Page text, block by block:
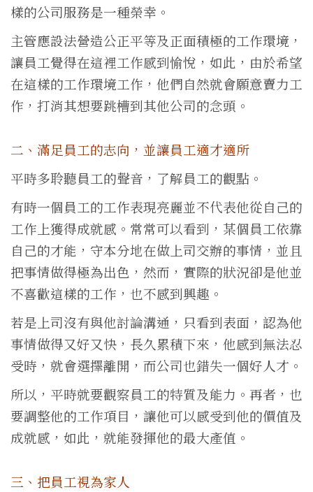
樣的公司服務是一種榮幸。
主管應設法營造公正平等及正面積極的工作環境，
讓員工覺得在這裡工作感到愉悅，如此，由於希望
在這樣的工作環境工作，他們自然就會願意賣力工
作，打消其想要跳槽到其他公司的念頭。
二、滿足員工的志向，並讓員工適才適所
平時多聆聽員工的聲音，了解員工的觀點。
有時一個員工的工作表現亮麗並不代表他從自己的
工作上獲得成就感。常常可以看到，某個員工依靠
自己的才能，守本分地在做上司交辦的事情，並且
把事情做得極為出色，然而，實際的狀況卻是他並
不喜歡這樣的工作，也不感到興趣。
若是上司沒有與他討論溝通，只看到表面，認為他
事情做得又好又快，長久累積下來，他感到無法忍
受時，就會選擇離開，而公司也錯失一個好人才。
所以，平時就要觀察員工的特質及能力。再者，也
要調整他的工作項目，讓他可以感受到他的價值及
成就感，如此，就能發揮他的最大產值。
三、把員工視為家人